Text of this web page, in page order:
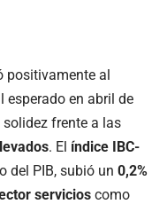
positivamente al
esperado en abril de
frente a las
. El índice IBC-
del PIB, subió un 0,2%
servicios como